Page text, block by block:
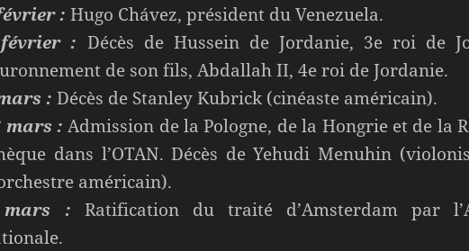
: Hugo Chávez, président du Venezuela.
: Décès de Hussein de Jordanie, 3e roi de
de son fils, Abdallah II, 4e roi de Jordanie.
: Décès de Stanley Kubrick (cinéaste américain).
mars : Admission de la Pologne, de la Hongrie et de la
dans l’OTAN. Décès de Yehudi Menuhin
américain).
:
Ratification du traité d’Amsterdam par